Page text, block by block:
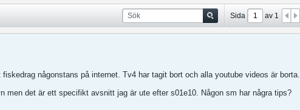
Sida av 1
någonstans på internet. Tv4 har tagit bort och alla youtube videos är borta.
men det är ett specifikt avsnitt jag är ute efter s01e10. Någon sm har några tips?